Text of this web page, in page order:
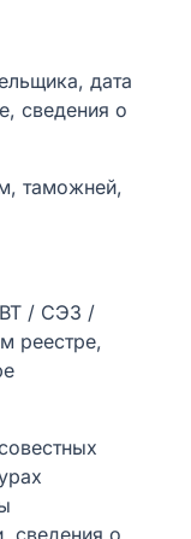
дата
сведения о
таможней,
/ СЭЗ /
реестре,
сведения о